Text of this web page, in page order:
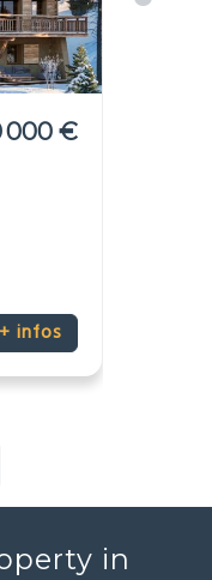
€
+ infos